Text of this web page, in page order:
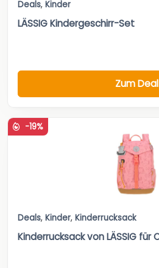
Deals, Kinder
LÄSSIG Kindergeschirr-Set
Zum Deal
-19%
Deals, Kinder, Kinderrucksack
Kinderrucksack von LÄSSIG